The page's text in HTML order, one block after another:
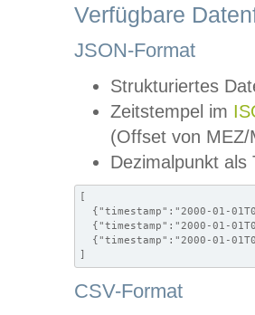
Verfügbare
JSON-Format
Strukturiertes
Zeitstempel im
(Offset von MEZ/
Dezimalpunkt als
[
{"timestamp":"2000-01-
{"timestamp":"2000-01-
{"timestamp":"2000-01-
]
CSV-Format